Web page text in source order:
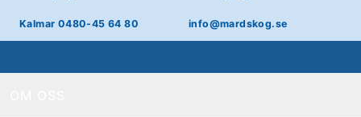
Kalmar 0480-45 64 80 info@mardskog.se